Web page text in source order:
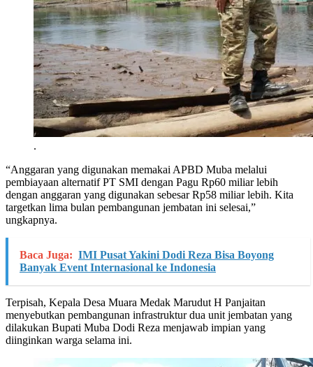
.
“Anggaran yang digunakan memakai APBD Muba melalui
pembiayaan alternatif PT SMI dengan Pagu Rp60 miliar lebih
dengan anggaran yang digunakan sebesar Rp58 miliar lebih. Kita
targetkan lima bulan pembangunan jembatan ini selesai,”
ungkapnya.
Baca Juga: IMI Pusat Yakini Dodi Reza Bisa Boyong
Banyak Event Internasional ke Indonesia
Terpisah, Kepala Desa Muara Medak Marudut H Panjaitan
menyebutkan pembangunan infrastruktur dua unit jembatan yang
dilakukan Bupati Muba Dodi Reza menjawab impian yang
diinginkan warga selama ini.